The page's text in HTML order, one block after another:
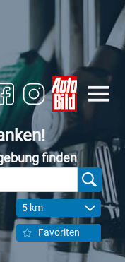
finden
5 km
Favoriten